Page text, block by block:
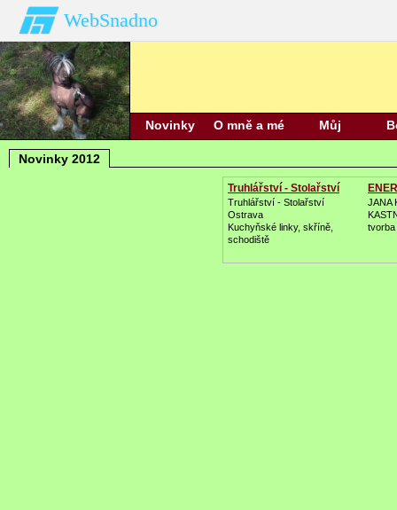
WebSnadno
Novinky
O mně a mé
Můj
Novinky 2012
Truhlářství - Stolařství
Truhlářství - Stolařství
Ostrava
Kuchyňské linky, skříně,
schodiště
JANA
tvorba